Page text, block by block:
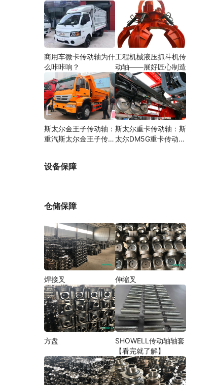
商用车微卡传动轴为什
么咔咔响？
工程机械液压抓斗机传
动轴——展好匠心制造
斯太尔金王子传动轴：
重汽斯太尔金王子传动
斯太尔重卡传动轴：斯
太尔DM5G重卡传动轴
设备保障
仓储保障
焊接叉 伸缩叉
方盘
SHOWELL传动轴轴套
【看完就了解】